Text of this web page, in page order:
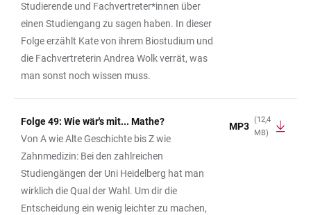
Studierende und Fachvertreter*innen über
einen Studiengang zu sagen haben. In dieser
Folge erzählt Kate von ihrem Biostudium und
die Fachvertreterin Andrea Wolk verrät, was
man sonst noch wissen muss.
Folge 49: Wie wär's mit... Mathe?
Von A wie Alte Geschichte bis Z wie
Zahnmedizin: Bei den zahlreichen
Studiengängen der Uni Heidelberg hat man
wirklich die Qual der Wahl. Um dir die
Entscheidung ein wenig leichter zu machen,
MP3
(12,4
MB)